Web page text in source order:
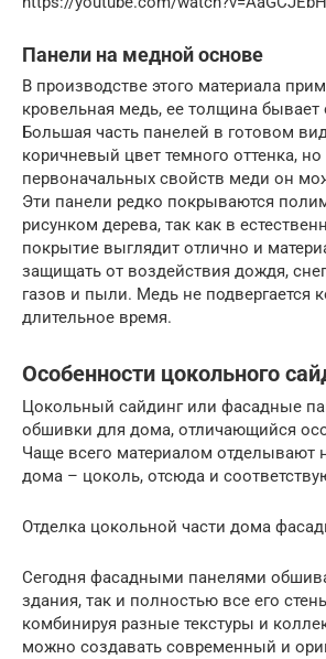
Панели на медной основе
В производстве этого материала
кровельная медь, ее толщина бывает
Большая часть панелей в готовом
коричневый цвет темного оттенка,
первоначальных свойств меди он
Эти панели редко покрываются
рисунком дерева, так как в
покрытие выглядит отлично и
защищать от воздействия дождя,
газов и пыли. Медь не подвергается
длительное время.
Особенности цокольного
Цокольный сайдинг или фасадные
обшивки для дома, отличающийся
Чаще всего материалом отделывают
дома – цоколь, отсюда и
Отделка цокольной части дома
Сегодня фасадными панелями
здания, так и полностью все его
комбинируя разные текстуры и
можно создавать современный и